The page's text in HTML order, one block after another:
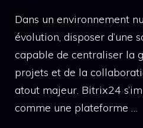
Dans un environnement
évolution, disposer d’une
capable de centraliser la
projets et de la
atout majeur. Bitrix24
comme une plateforme …